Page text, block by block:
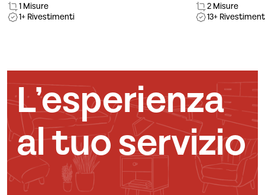
1 Misure
1+ Rivestimenti
2 Misure
13+
L’esperienza
al tuo servizio